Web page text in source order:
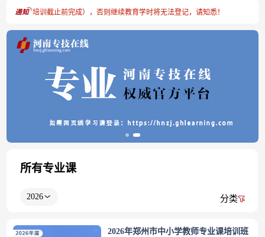
需在培训截止前完成），否则继续教育学时将无法登记，请知悉！
所有专业课
2026 分类
2026年郑州市中小学教师专业课培训班